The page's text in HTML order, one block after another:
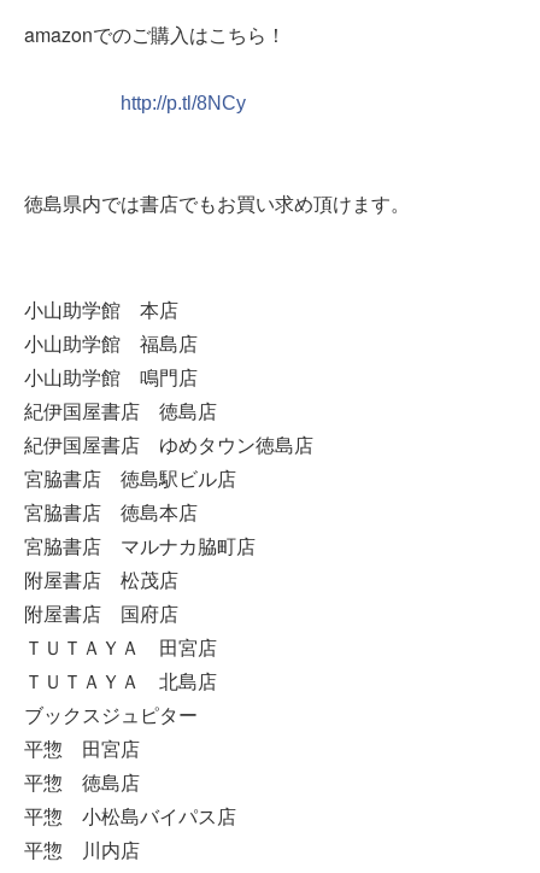
amazonでのご購入はこちら！
http://p.tl/8NCy
徳島県内では書店でもお買い求め頂けます。
小山助学館 本店
小山助学館 福島店
小山助学館 鳴門店
紀伊国屋書店 徳島店
紀伊国屋書店 ゆめタウン徳島店
宮脇書店 徳島駅ビル店
宮脇書店 徳島本店
宮脇書店 マルナカ脇町店
附屋書店 松茂店
附屋書店 国府店
ＴＵＴＡＹＡ 田宮店
ＴＵＴＡＹＡ 北島店
ブックスジュピター
平惣 田宮店
平惣 徳島店
平惣 小松島バイパス店
平惣 川内店